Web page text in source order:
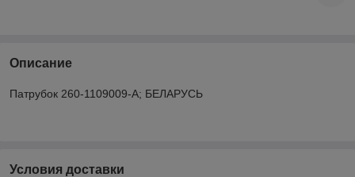
Описание
Патрубок 260-1109009-А; БЕЛАРУСЬ
Условия доставки